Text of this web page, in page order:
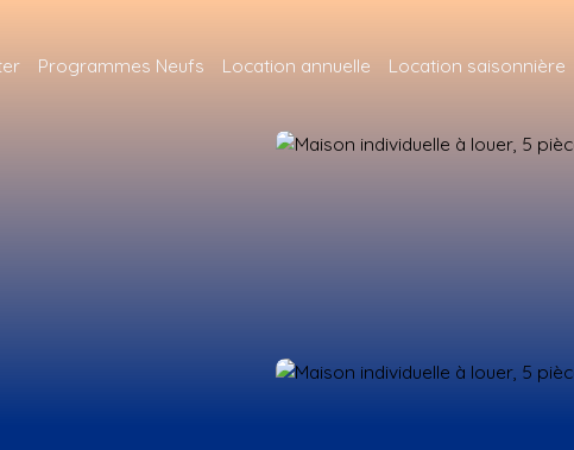
Programmes Neufs Location annuelle Location saisonnière